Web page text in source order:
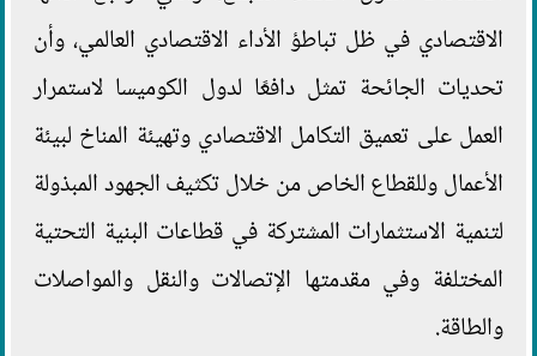
الاقتصادي في ظل تباطؤ الأداء الاقتصادي العالمي، وأن
تحديات الجائحة تمثل دافعًا لدول الكوميسا لاستمرار
العمل على تعميق التكامل الاقتصادي وتهيئة المناخ لبيئة
الأعمال وللقطاع الخاص من خلال تكثيف الجهود المبذولة
لتنمية الاستثمارات المشتركة في قطاعات البنية التحتية
المختلفة وفي مقدمتها الإتصالات والنقل والمواصلات
والطاقة.